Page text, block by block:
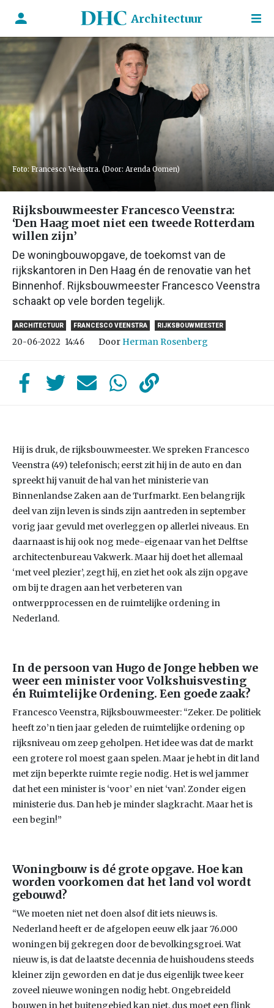
Architectuur
Foto: Francesco Veenstra. (Door: Arenda Oomen)
Rijksbouwmeester Francesco Veenstra:
‘Den Haag moet niet een tweede Rotterdam
willen zijn’
De woningbouwopgave, de toekomst van de
rijkskantoren in Den Haag én de renovatie van het
Binnenhof. Rijksbouwmeester Francesco Veenstra
schaakt op vele borden tegelijk.
ARCHITECTUUR FRANCESCO VEENSTRA RIJKSBOUWMEESTER
20-06-2022 14:46 Door Herman Rosenberg
Hij is druk, de rijksbouwmeester. We spreken Francesco
Veenstra (49) telefonisch; eerst zit hij in de auto en dan
spreekt hij vanuit de hal van het ministerie van
Binnenlandse Zaken aan de Turfmarkt. Een belangrijk
deel van zijn leven is sinds zijn aantreden in september
vorig jaar gevuld met overleggen op allerlei niveaus. En
daarnaast is hij ook nog mede-eigenaar van het Delftse
architectenbureau Vakwerk. Maar hij doet het allemaal
‘met veel plezier’, zegt hij, en ziet het ook als zijn opgave
om bij te dragen aan het verbeteren van
ontwerpprocessen en de ruimtelijke ordening in
Nederland.
In de persoon van Hugo de Jonge hebben we
weer een minister voor Volkshuisvesting
én Ruimtelijke Ordening. Een goede zaak?
Francesco Veenstra, Rijksbouwmeester: “Zeker. De politiek
heeft zo’n tien jaar geleden de ruimtelijke ordening op
rijksniveau om zeep geholpen. Het idee was dat de markt
een grotere rol moest gaan spelen. Maar je hebt in dit land
met zijn beperkte ruimte regie nodig. Het is wel jammer
dat het een minister is ‘voor’ en niet ‘van’. Zonder eigen
ministerie dus. Dan heb je minder slagkracht. Maar het is
een begin!”
Woningbouw is dé grote opgave. Hoe kan
worden voorkomen dat het land vol wordt
gebouwd?
“We moeten niet net doen alsof dit iets nieuws is.
Nederland heeft er de afgelopen eeuw elk jaar 76.000
woningen bij gekregen door de bevolkingsgroei. Wat
nieuw is, is dat de laatste decennia de huishoudens steeds
kleiner zijn geworden en dat je dus eigenlijk twee keer
zoveel nieuwe woningen nodig hebt. Ongebreideld
bouwen in het buitengebied kan niet, dus moet een flink